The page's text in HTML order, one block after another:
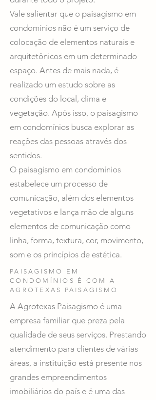
Vale salientar que o paisagismo em
condomínios não é um serviço de
colocação de elementos naturais e
arquitetônicos em um determinado
espaço. Antes de mais nada, é
realizado um estudo sobre as
condições do local, clima e
vegetação. Após isso, o paisagismo
em condomínios busca explorar as
reações das pessoas através dos
sentidos.
O paisagismo em condomínios
estabelece um processo de
comunicação, além dos elementos
vegetativos e lança mão de alguns
elementos de comunicação como
linha, forma, textura, cor, movimento,
som e os princípios de estética.
PAISAGISMO EM
CONDOMÍNIOS É COM A
AGROTEXAS PAISAGISMO
A Agrotexas Paisagismo é uma
empresa familiar que preza pela
qualidade de seus serviços. Prestando
atendimento para clientes de várias
áreas, a instituição está presente nos
grandes empreendimentos
imobiliários do país e é uma das